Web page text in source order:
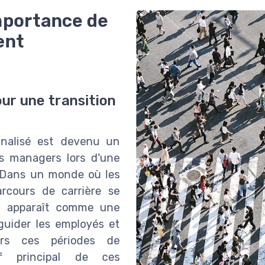
de
une transition
est devenu un
managers lors d'une
un monde où les
de carrière se
apparaît comme une
les employés et
ces périodes de
principal de ces